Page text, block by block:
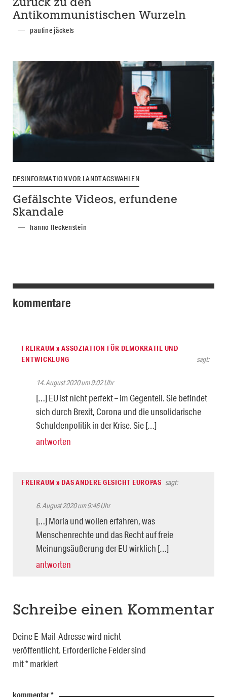
Zurück zu den
Antikommunistischen Wurzeln
pauline jäckels
DESINFORMATION VOR LANDTAGSWAHLEN
Gefälschte Videos, erfundene
Skandale
hanno fleckenstein
kommentare
FREIRAUM » ASSOZIATION FÜR DEMOKRATIE UND
ENTWICKLUNG
sagt:
14. August 2020 um 9:02 Uhr
[…] EU ist nicht perfekt – im Gegenteil. Sie befindet
sich durch Brexit, Corona und die unsolidarische
Schuldenpolitik in der Krise. Sie […]
antworten
FREIRAUM » DAS ANDERE GESICHT EUROPAS sagt:
6. August 2020 um 9:46 Uhr
[…] Moria und wollen erfahren, was
Menschenrechte und das Recht auf freie
Meinungsäußerung der EU wirklich […]
antworten
Schreibe einen Kommentar
Deine E-Mail-Adresse wird nicht
veröffentlicht. Erforderliche Felder sind
mit*markiert